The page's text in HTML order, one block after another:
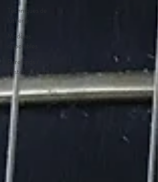
Techniques de
lutherie
Modèles
disponibles
Rare finds /
Historical gems